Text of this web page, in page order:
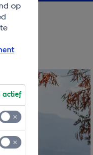
op
actief